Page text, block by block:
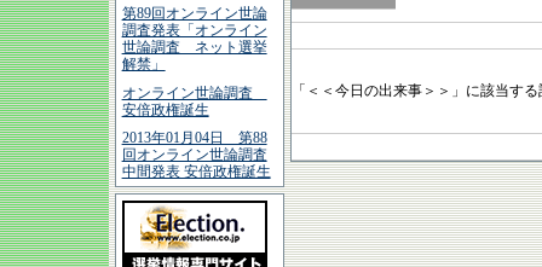
第89回オンライン世論
調査発表「オンライン
世論調査 ネット選挙
解禁」
オンライン世論調査
安倍政権誕生
2013年01月04日 第88
回オンライン世論調査
中間発表 安倍政権誕生
「＜＜今日の出来事＞＞」に該当す